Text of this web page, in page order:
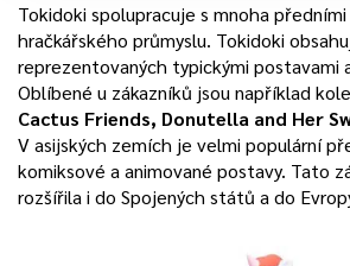
Tokidoki spolupracuje s mnoha
hračkářského průmyslu. Tokidoki
reprezentovaných typickými postavami
Oblíbené u zákazníků jsou například
Cactus Friends, Donutella and Her
V asijských zemích je velmi populární
komiksové a animované postavy. Tato
rozšířila i do Spojených států a do